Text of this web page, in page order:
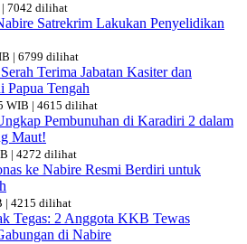
7042 dilihat
Satrekrim Lakukan Penyelidikan
| 6799 dilihat
Terima Jabatan Kasiter dan
Papua Tengah
WIB | 4615 dilihat
Pembunuhan di Karadiri 2 dalam
Maut!
| 4272 dilihat
ke Nabire Resmi Berdiri untuk
| 4215 dilihat
Tegas: 2 Anggota KKB Tewas
di Nabire